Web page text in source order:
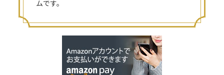
ムです。